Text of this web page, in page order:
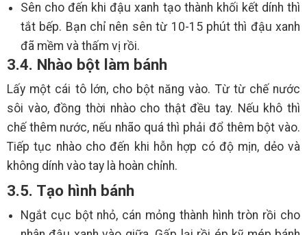
Sên cho đến khi đậu xanh tạo thành khối kết dính thì
tắt bếp. Bạn chỉ nên sên từ 10-15 phút thì đậu xanh
đã mềm và thấm vị rồi.
3.4. Nhào bột làm bánh
Lấy một cái tô lớn, cho bột năng vào. Từ từ chế nước
sôi vào, đồng thời nhào cho thật đều tay. Nếu khô thì
chế thêm nước, nếu nhão quá thì phải đổ thêm bột vào.
Tiếp tục nhào cho đến khi hỗn hợp có độ mịn, dẻo và
không dính vào tay là hoàn chỉnh.
3.5. Tạo hình bánh
Ngắt cục bột nhỏ, cán mỏng thành hình tròn rồi cho